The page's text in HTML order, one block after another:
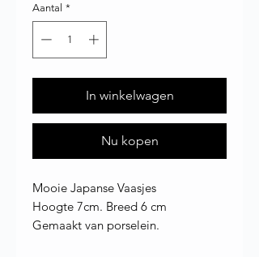
Aantal *
In winkelwagen
Nu kopen
Mooie Japanse Vaasjes
Hoogte 7cm. Breed 6 cm
Gemaakt van porselein.